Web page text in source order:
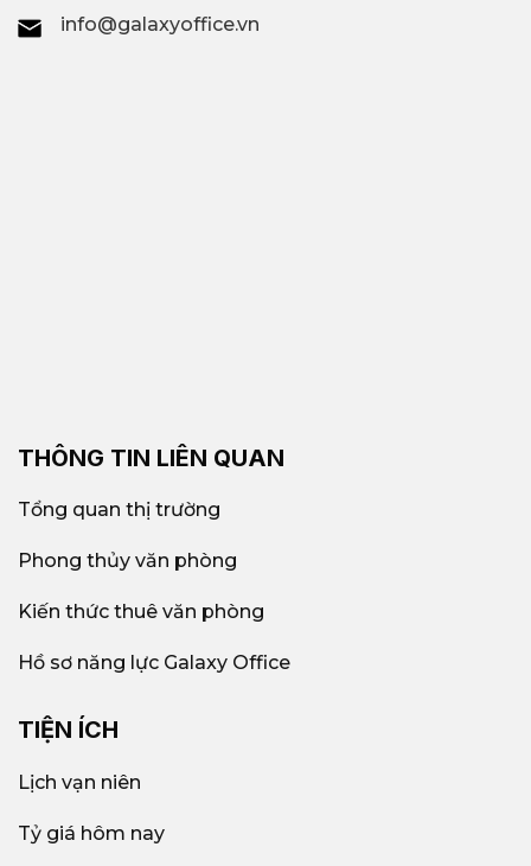
info@galaxyoffice.vn
THÔNG TIN LIÊN QUAN
Tổng quan thị trường
Phong thủy văn phòng
Kiến thức thuê văn phòng
Hồ sơ năng lực Galaxy Office
TIỆN ÍCH
Lịch vạn niên
Tỷ giá hôm nay